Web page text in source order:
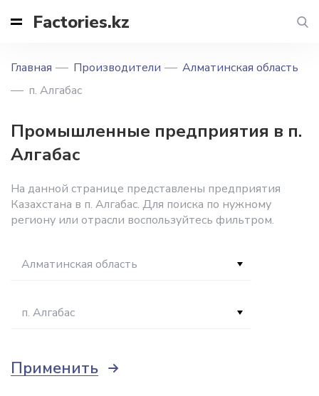
Factories.kz
Главная Производители
Алматинская область
п. Алгабас
Промышленные предприятия в п.
Алгабас
На данной странице представлены предприятия
Казахстана в п. Алгабас. Для поиска по нужному
региону или отрасли воспользуйтесь фильтром.
Алматинская область
п. Алгабас
Применить